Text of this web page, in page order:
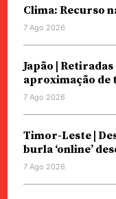
Clima: Recurso
7 Ago 2026
Japão |
aproximação de
7 Ago 2026
Timor-Leste |
burla ‘online’
7 Ago 2026